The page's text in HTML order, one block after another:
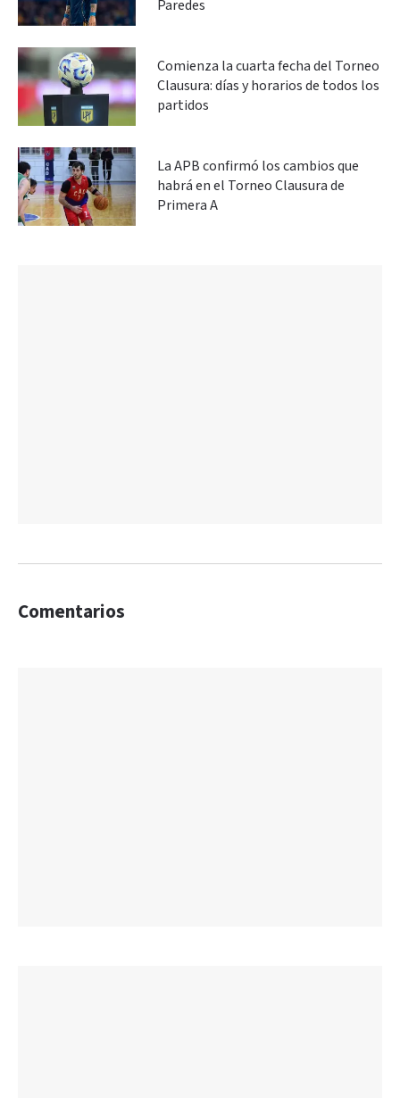
Paredes
Comienza la cuarta fecha del Torneo
Clausura: días y horarios de todos los
partidos
La APB confirmó los cambios que
habrá en el Torneo Clausura de
Primera A
Comentarios